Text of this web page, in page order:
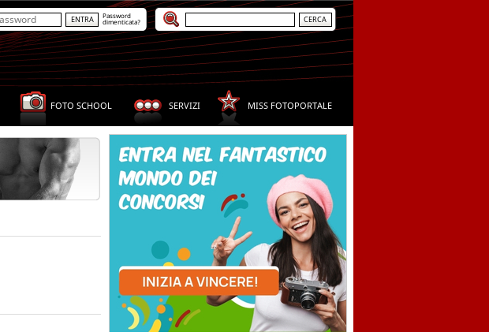
Password
dimenticata?
FOTO SCHOOL SERVIZI MISS FOTOPORTALE